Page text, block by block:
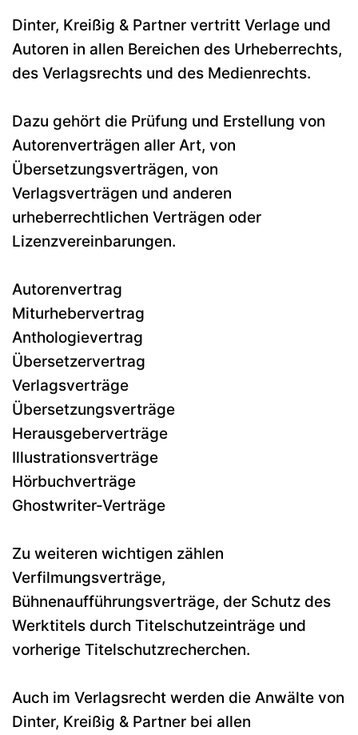
Dinter, Kreißig & Partner vertritt Verlage und
Autoren in allen Bereichen des Urheberrechts,
des Verlagsrechts und des Medienrechts.
Dazu gehört die Prüfung und Erstellung von
Autorenverträgen aller Art, von
Übersetzungsverträgen, von
Verlagsverträgen und anderen
urheberrechtlichen Verträgen oder
Lizenzvereinbarungen.
Autorenvertrag
Miturhebervertrag
Anthologievertrag
Übersetzervertrag
Verlagsverträge
Übersetzungsverträge
Herausgeberverträge
Illustrationsverträge
Hörbuchverträge
Ghostwriter-Verträge
Zu weiteren wichtigen zählen
Verfilmungsverträge,
Bühnenaufführungsverträge, der Schutz des
Werktitels durch Titelschutzeinträge und
vorherige Titelschutzrecherchen.
Auch im Verlagsrecht werden die Anwälte von
Dinter, Kreißig & Partner bei allen